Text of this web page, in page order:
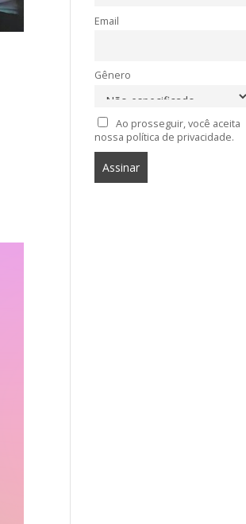
Email
Gênero
Ao prosseguir, você aceita
nossa política de privacidade.